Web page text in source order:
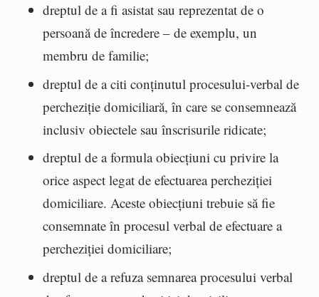
dreptul de a fi asistat sau reprezentat de o
persoană de încredere – de exemplu, un
membru de familie;
dreptul de a citi conținutul procesului-verbal de
percheziție domiciliară, în care se consemnează
inclusiv obiectele sau înscrisurile ridicate;
dreptul de a formula obiecțiuni cu privire la
orice aspect legat de efectuarea percheziției
domiciliare. Aceste obiecțiuni trebuie să fie
consemnate în procesul verbal de efectuare a
percheziției domiciliare;
dreptul de a refuza semnarea procesului verbal